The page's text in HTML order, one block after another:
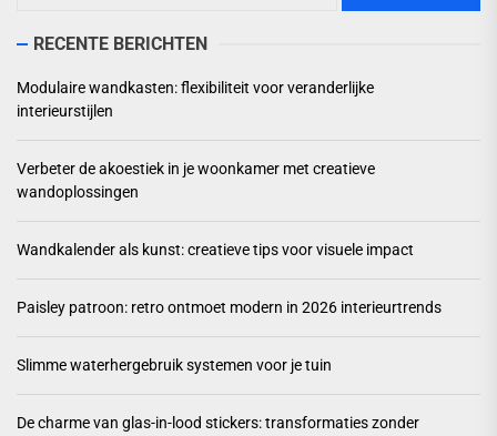
RECENTE BERICHTEN
Modulaire wandkasten: flexibiliteit voor veranderlijke
interieurstijlen
Verbeter de akoestiek in je woonkamer met creatieve
wandoplossingen
Wandkalender als kunst: creatieve tips voor visuele impact
Paisley patroon: retro ontmoet modern in 2026 interieurtrends
Slimme waterhergebruik systemen voor je tuin
De charme van glas-in-lood stickers: transformaties zonder